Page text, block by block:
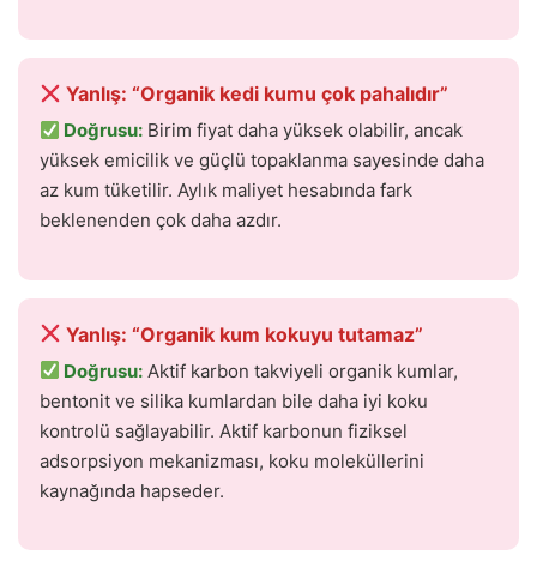
Yanlış: “Organik kedi kumu çok pahalıdır”
Doğrusu: Birim fiyat daha yüksek olabilir, ancak
yüksek emicilik ve güçlü topaklanma sayesinde daha
az kum tüketilir. Aylık maliyet hesabında fark
beklenenden çok daha azdır.
Yanlış: “Organik kum kokuyu tutamaz”
Doğrusu: Aktif karbon takviyeli organik kumlar,
bentonit ve silika kumlardan bile daha iyi koku
kontrolü sağlayabilir. Aktif karbonun fiziksel
adsorpsiyon mekanizması, koku moleküllerini
kaynağında hapseder.